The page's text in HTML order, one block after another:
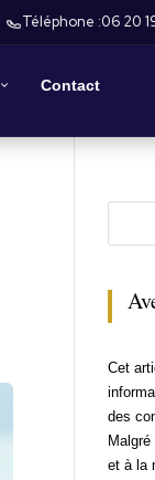
Téléphone :06 20
Contact
Cet
des
et à la